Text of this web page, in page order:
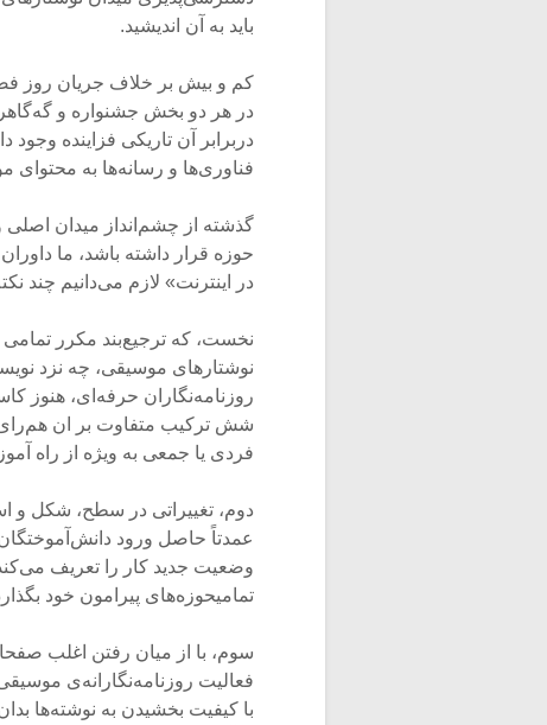
باید به آن اندیشید.
کم و بیش بر خلاف جریان روز
در هر دو بخش جشنواره و
دربرابر آن تاریکی فزاینده وجود
فناوری‌ها و رسانه‌ها به محتوای
گذشته از چشم‌انداز میدان اصلی
حوزه قرار داشته باشد، ما
در اینترنت» لازم می‌دانیم چند
نخست، که ترجیع‌بند مکرر تمامی
نوشتارهای موسیقی، چه نزد
روزنامه‌نگاران حرفه‌ای، هنوز
شش ترکیب متفاوت بر ان
فردی یا جمعی به ویژه از راه
دوم، تغییراتی در سطح، شکل و
عمدتاً حاصل ورود
وضعیت جدید کار را تعریف
تمامیحوزه‌های پیرامون خود
سوم، با از میان رفتن اغلب
فعالیت روزنامه‌نگارانه‌ی
با کیفیت بخشیدن به نوشته‌ها